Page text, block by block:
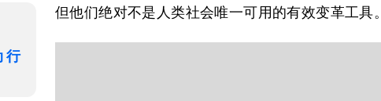
行
但他们绝对不是人类社会唯一可用的有效变革工具。